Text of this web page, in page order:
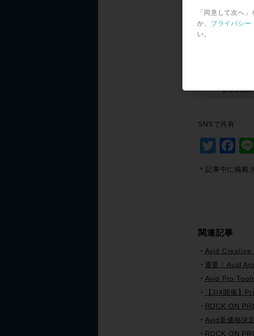
digidesign
SNSで共有
＊記事中に掲載
関連記事
Avid Creative
重要！Avid
Avid Pro
【3/4開催】
ROCK ON
Avid新価格決
ROCK ON
「同意して次へ
か、 プライバシー
い。